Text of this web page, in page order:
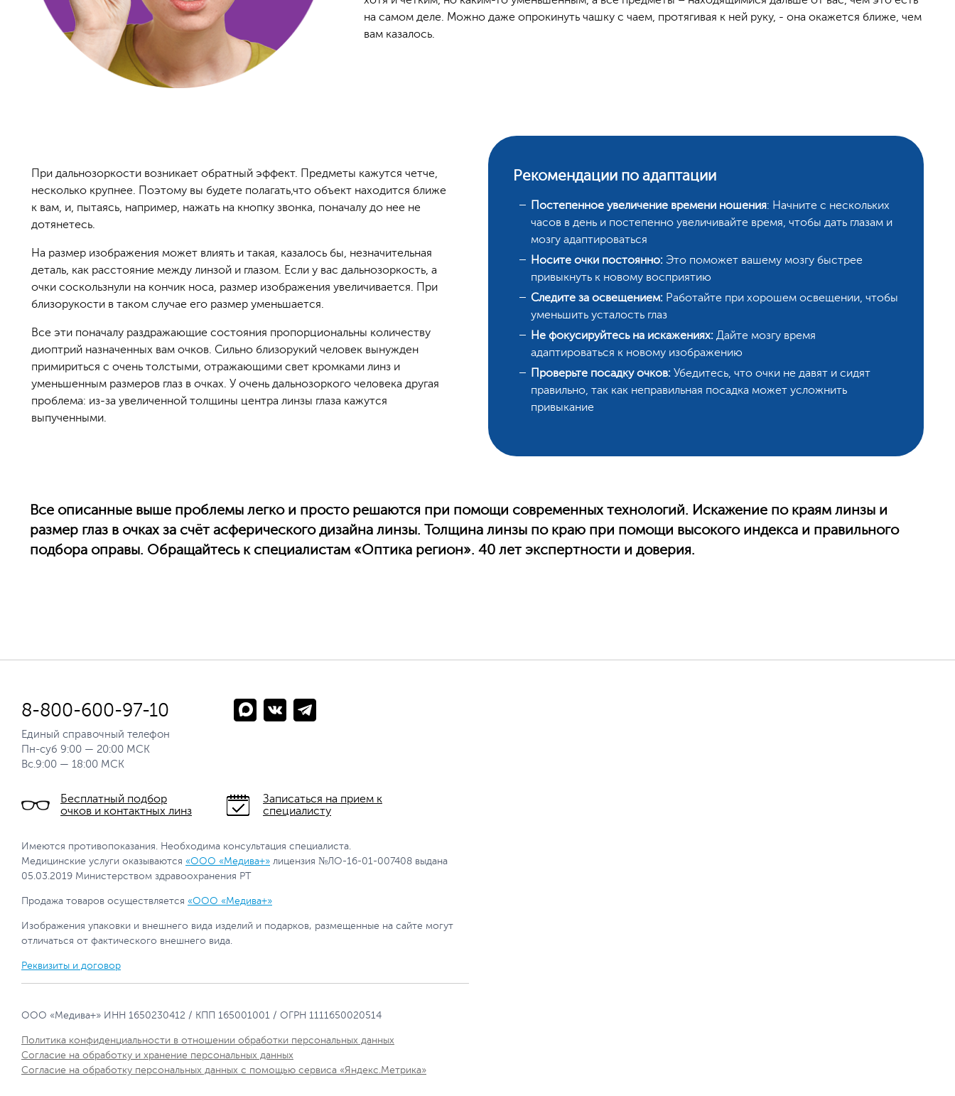
на самом деле. Можно даже опрокинуть чашку с чаем, протягивая к ней руку, - она окажется ближе, чем
вам казалось.
При дальнозоркости возникает обратный эффект. Предметы кажутся четче,
несколько крупнее. Поэтому вы будете полагать,что объект находится ближе
к вам, и, пытаясь, например, нажать на кнопку звонка, поначалу до нее не
дотянетесь.
На размер изображения может влиять и такая, казалось бы, незначительная
деталь, как расстояние между линзой и глазом. Если у вас дальнозоркость, а
очки соскользнули на кончик носа, размер изображения увеличивается. При
близорукости в таком случае его размер уменьшается.
Все эти поначалу раздражающие состояния пропорциональны количеству
диоптрий назначенных вам очков. Сильно близорукий человек вынужден
примириться с очень толстыми, отражающими свет кромками линз и
уменьшенным размеров глаз в очках. У очень дальнозоркого человека другая
проблема: из-за увеличенной толщины центра линзы глаза кажутся
выпученными.
Рекомендации по адаптации
Постепенное увеличение времени ношения: Начните с нескольких
часов в день и постепенно увеличивайте время, чтобы дать глазам и
мозгу адаптироваться
Носите очки постоянно: Это поможет вашему мозгу быстрее
привыкнуть к новому восприятию
Следите за освещением: Работайте при хорошем освещении, чтобы
уменьшить усталость глаз
Не фокусируйтесь на искажениях: Дайте мозгу время
адаптироваться к новому изображению
Проверьте посадку очков: Убедитесь, что очки не давят и сидят
правильно, так как неправильная посадка может усложнить
привыкание
Все описанные выше проблемы легко и просто решаются при помощи современных технологий. Искажение по краям линзы и
размер глаз в очках за счёт асферического дизайна линзы. Толщина линзы по краю при помощи высокого индекса и правильного
подбора оправы. Обращайтесь к специалистам «Оптика регион». 40 лет экспертности и доверия.
8-800-600-97-10
Единый справочный телефон
Пн-суб 9:00 — 20:00 МСК
Вс.9:00 — 18:00 МСК
Бесплатный подбор
очков и контактных линз
Записаться на прием к
специалисту
Имеются противопоказания. Необходима консультация специалиста.
Медицинские услуги оказываются «ООО «Медива+» лицензия №ЛО-16-01-007408 выдана
05.03.2019 Министерством здравоохранения РТ
Продажа товаров осуществляется «ООО «Медива+»
Изображения упаковки и внешнего вида изделий и подарков, размещенные на сайте могут
отличаться от фактического внешнего вида.
Реквизиты и договор
ООО «Медива+» ИНН 1650230412 / КПП 165001001 / ОГРН 1111650020514
Политика конфиденциальности в отношении обработки персональных данных
Согласие на обработку и хранение персональных данных
Согласие на обработку персональных данных с помощью сервиса «Яндекс.Метрика»